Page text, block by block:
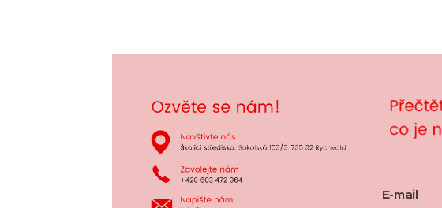
E-mail